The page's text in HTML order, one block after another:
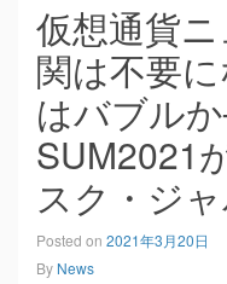
仮想通貨
関は不要
はバブル
SUM2021
スク・ジ
Posted on 2021年3月20日
By News